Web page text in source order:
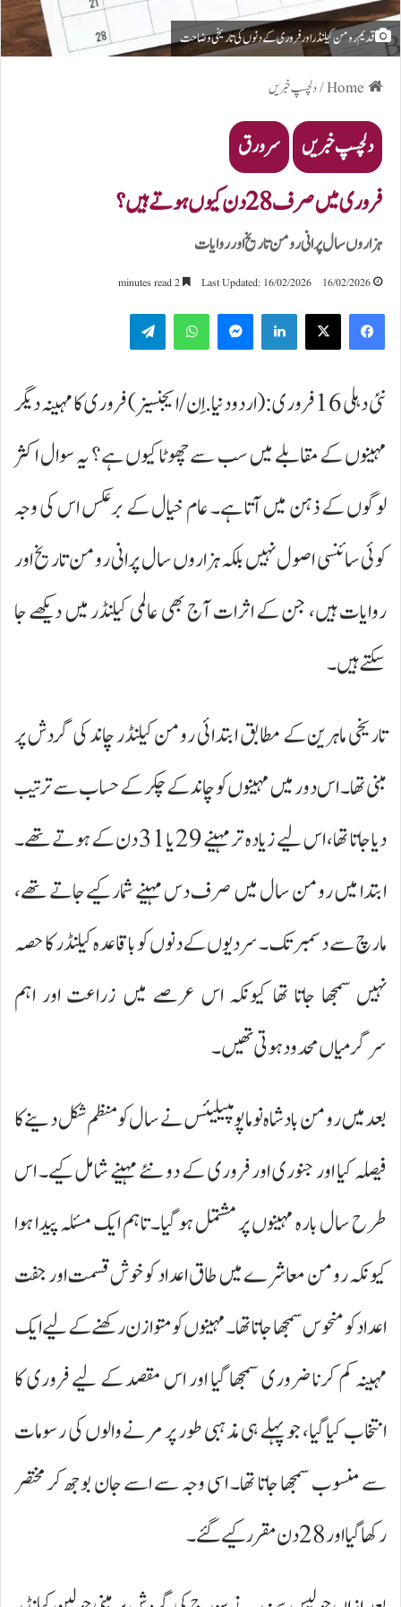
قدیم رومن کیلنڈر اور فروری کے دنوں کی تاریخی وضاحت
/دلچسپ خبریں
دلچسپ خبریں سرورق
فروری میں صرف 28 دن کیوں ہوتے ہیں؟
ہزاروں سال پرانی رومن تاریخ اور روایات
16/02/2026
Last Updated: 16/02/2026
LinkedIn
WhatsApp
نئی دہلی 16 فروری:(اردودنیا.اِن/ایجنسیز) فروری کا مہینہ دیگر
مہینوں کے مقابلے میں سب سے چھوٹا کیوں ہے؟ یہ سوال اکثر
لوگوں کے ذہن میں آتا ہے۔ عام خیال کے برعکس اس کی وجہ
کوئی سائنسی اصول نہیں بلکہ ہزاروں سال پرانی رومن تاریخ اور
روایات ہیں، جن کے اثرات آج بھی عالمی کیلنڈر میں دیکھے جا
سکتے ہیں۔
تاریخی ماہرین کے مطابق ابتدائی رومن کیلنڈر چاند کی گردش پر
مبنی تھا۔ اس دور میں مہینوں کو چاند کے چکر کے حساب سے ترتیب
دیا جاتا تھا، اس لیے زیادہ تر مہینے 29 یا 31 دن کے ہوتے تھے۔
ابتدا میں رومن سال میں صرف دس مہینے شمار کیے جاتے تھے،
مارچ سے دسمبر تک۔ سردیوں کے دنوں کو باقاعدہ کیلنڈر کا حصہ
نہیں سمجھا جاتا تھا کیونکہ اس عرصے میں زراعت اور اہم
سرگرمیاں محدود ہوتی تھیں۔
بعد میں رومن بادشاہ نوما پومپیلیئس نے سال کو منظم شکل دینے کا
فیصلہ کیا اور جنوری اور فروری کے دو نئے مہینے شامل کیے۔ اس
طرح سال بارہ مہینوں پر مشتمل ہو گیا۔ تاہم ایک مسئلہ پیدا ہوا
کیونکہ رومن معاشرے میں طاق اعداد کو خوش قسمت اور جفت
اعداد کو منحوس سمجھا جاتا تھا۔ مہینوں کو متوازن رکھنے کے لیے ایک
مہینہ کم کرنا ضروری سمجھا گیا اور اس مقصد کے لیے فروری کا
انتخاب کیا گیا، جو پہلے ہی مذہبی طور پر مرنے والوں کی رسومات
سے منسوب سمجھا جاتا تھا۔ اسی وجہ سے اسے جان بوجھ کر مختصر
رکھا گیا اور 28 دن مقرر کیے گئے۔